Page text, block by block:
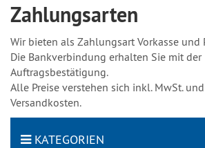
Zahlungsarten
Wir bieten als Zahlungsart Vorkasse und
Die Bankverbindung erhalten Sie mit der
Auftragsbestätigung.
Alle Preise verstehen sich inkl. MwSt.
Versandkosten.
KATEGORIEN